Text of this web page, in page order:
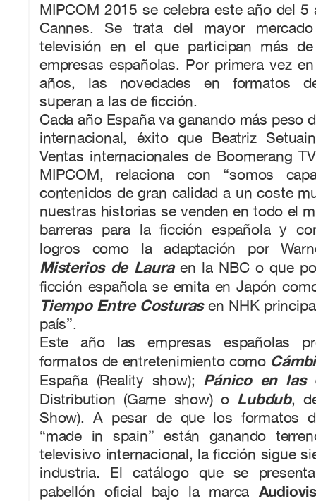
MIPCOM 2015 se celebra este año del
Cannes. Se trata del mayor
televisión en el que participan más
empresas españolas. Por primera vez
años, las novedades en formatos
superan a las de ficción.
Cada año España va ganando más peso
internacional, éxito que Beatriz
Ventas internacionales de Boomerang
MIPCOM, relaciona con “somos
contenidos de gran calidad a un coste
nuestras historias se venden en todo el
barreras para la ficción española y
logros como la adaptación por
Misterios de Lauraen la NBC o que
ficción española se emita en Japón
Tiempo Entre Costurasen NHK
país”.
Este año las empresas españolas
formatos de entretenimiento como
España (Reality show); Pánico en las
Distribution (Game show) o Lubdub,
Show). A pesar de que los formatos
“made in spain” están ganando
televisivo internacional, la ficción sigue
industria. El catálogo que se
pabellón oficial bajo la marca